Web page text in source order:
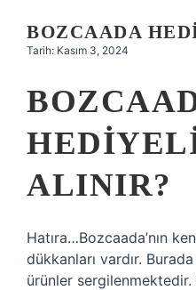
BOZCAADA
Tarih: Kasım 3, 2024
ALINIR?
Hatıra…Bozcaada’nın
dükkanları vardır.
ürünler